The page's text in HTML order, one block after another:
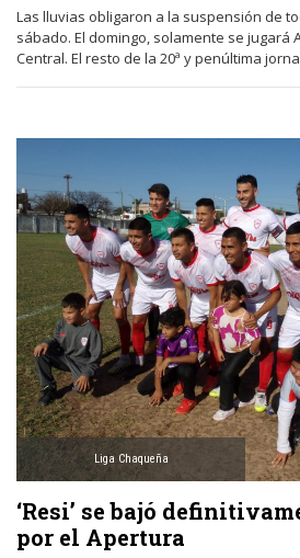
Las lluvias obligaron a la suspensión de
sábado. El domingo, solamente se jugará
Central. El resto de la 20ª y penúltima
Liga Chaqueña
‘Resi’ se bajó
por el Apertura